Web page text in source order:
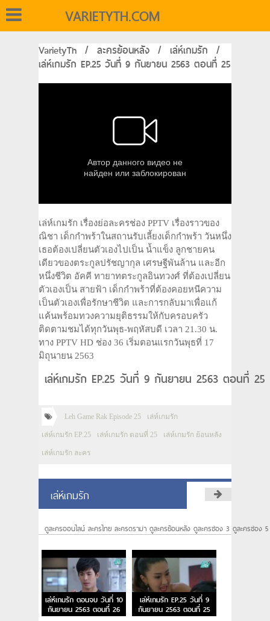
VARIETYTH.COM
VarietyTh / ละครย้อนหลัง / เล่ห์เกมรัก /
เล่ห์เกมรัก EP.25 วันที่ 9 กันยายน 2563 ตอนที่ 25
เล่ห์เกมรัก เรื่องย่อละครช่อง PPTV เรื่องราวของ
ณิชา เด็กกำพร้าในสถานรับเลี้ยงเด็กกำพร้า วันหนึ่ง
เธอต้องเปลี่ยนตัวเองไปเป็น น้ำแข็ง ลูกชายคน
เดียวของตระกูลปรัชญากุล เศรษฐีพันล้าน และอีก
หนึ่งชีวิต อัคคี ทายาทตระกูลอินทวงศ์ ที่ต้องเปลี่ยน
ตัวเองเป็น สายฟ้า เด็กกำพร้าที่ต้องคอยหนีความ
เป็นตัวเองเพื่อรักษาชีวิต และการกลับมาเพื่อแก้
แค้นพร้อมทวงความยุติธรรมให้กับครอบครัว
ติดตามชมได้ทุกวันพุธ-พฤหัสบดี เวลา 21.30 น.
ทาง PPTV HD ช่อง 36 เริ่มตอนแรกวันพุธที่ 17
มิถุนายน 2563
เล่ห์เกมรัก EP.25 วันที่ 9 กันยายน 2563 ตอนที่
Leh Game Rak Episode 25 เล่ห์เกมรัก
เล่ห์เกมรัก EP.25 เล่ห์เกมรัก ตอนที่ 25 เล่ห์เกมรัก ย้อนหลัง
เล่ห์เกมรัก ละคร
เล่ห์เกมรัก
ดูละครออนไลน์ ละครไทย ละครดราม่า ดูละครย้อนหลัง ดูละครช่อง 3 ดูละครช่อง
เล่ห์เกมรัก ตอนจบ วันที่ 10
กันยายน 2563 ตอนที่ 26
เล่ห์เกมรัก EP.25 วันที่ 9
กันยายน 2563 ตอนที่ 25